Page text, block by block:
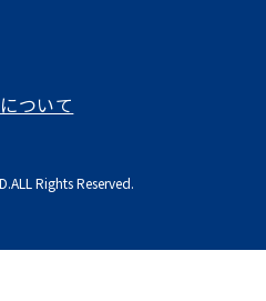
ついて
Rights Reserved.